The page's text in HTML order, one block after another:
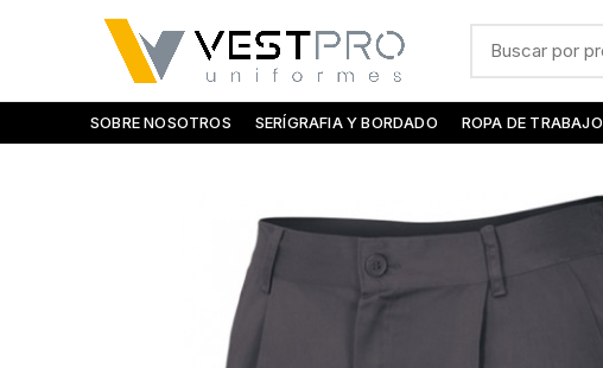
SOBRE NOSOTROS SERÍGRAFIA Y BORDADO ROPA DE TRABAJO